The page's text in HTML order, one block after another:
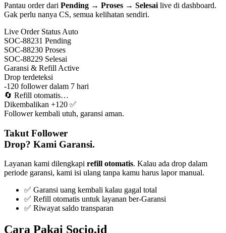
Pantau order dari Pending → Proses → Selesai live di dashboard.
Gak perlu nanya CS, semua kelihatan sendiri.
Live Order Status Auto
SOC-88231 Pending
SOC-88230 Proses
SOC-88229 Selesai
Garansi & Refill Active
Drop terdeteksi
-120 follower dalam 7 hari
🔄 Refill otomatis…
Dikembalikan +120 ✅
Follower kembali utuh, garansi aman.
Takut Follower
Drop? Kami Garansi.
Layanan kami dilengkapi refill otomatis. Kalau ada drop dalam
periode garansi, kami isi ulang tanpa kamu harus lapor manual.
✅ Garansi uang kembali kalau gagal total
✅ Refill otomatis untuk layanan ber-Garansi
✅ Riwayat saldo transparan
Cara Pakai Socio.id